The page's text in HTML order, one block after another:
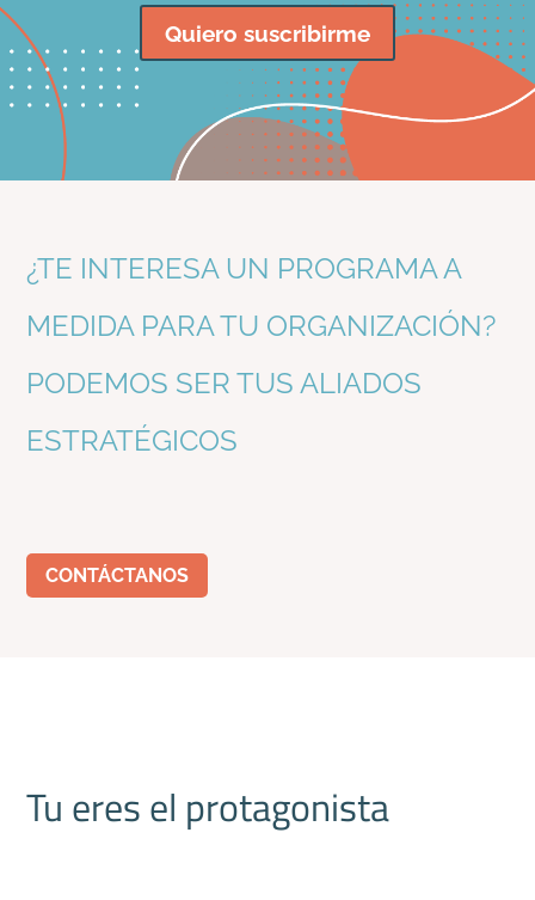
Quiero suscribirme
¿TE INTERESA UN PROGRAMA A
MEDIDA PARA TU ORGANIZACIÓN?
PODEMOS SER TUS ALIADOS
ESTRATÉGICOS
CONTÁCTANOS
Tu eres el protagonista